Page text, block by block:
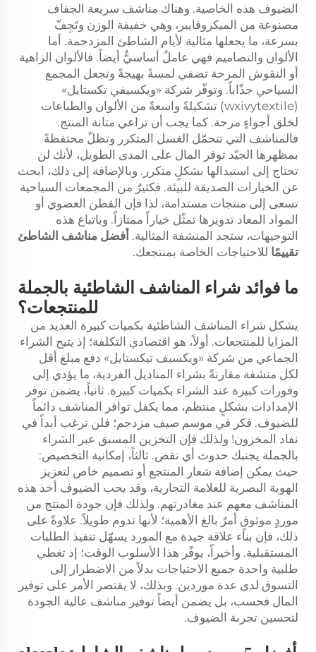
الضيوف هذه الخاصية. وهناك مناشف سريعة الجفاف
مصنوعة من الميكروفايبر، وهي خفيفة الوزن وتَجِفّ
بسرعة، ما يجعلها مثالية لأيام الشاطئ المزدحمة. أما
الألوان والتصاميم فهي عاملٌ أساسيٌّ أيضاً. فالألوان الزاهية
أو النقوش المرحة تضفي لمسةً بهيجةً وتجعل المجمع
السياحي جذّاباً. وتوفّر شركة «ويكسيفي تكستايل»
(wxivytextile) تشكيلةً واسعةً من الألوان والطباعات
لخلق أجواءٍ مرحة. كما يجب أن تراعي متانة المنتج.
فالمناشف التي تتحمّل الغسل المتكرر وتظلّ محتفظةً
بمظهرها الجيّد توفر المال على المدى الطويل، لأنك لن
تحتاج إلى استبدالها بشكلٍ متكرر. وبالإضافة إلى ذلك، ابحث
عن الخيارات الصديقة للبيئة. فكثيرٌ من المجمعات السياحية
تسعى إلى منتجات مستدامة، لذا فإن القطن العضوي أو
المواد المعاد تدويرها تمثّل خياراً ممتازاً. وباتباع هذه
التوجيهات، ستجد المنشفة المثالية. أفضل مناشف الشاطئ
تقييمًا للاحتياجات الخاصة بمنتجعك.
ما فوائد شراء المناشف الشاطئية بالجملة
للمنتجعات؟
يشكل شراء المناشف الشاطئية بكميات كبيرة العديد من
المزايا للمنتجعات. أولاً، هو اقتصادي التكلفة؛ إذ يتيح الشراء
الجماعي من شركة «ويكسيف تيكستايل» دفع مبلغ أقل
لكل منشفة مقارنةً بشراء المناديل الفردية، ما يؤدي إلى
وفورات كبيرة عند الشراء بكميات كبيرة. ثانياً، يضمن توفر
الإمدادات بشكلٍ منتظم، مما يكفل توافر المناشف دائماً
للضيوف. فكر في موسم صيف مزدحم؛ فلن ترغب أبداً في
نفاد المخزون! ولذلك فإن التخزين المسبق عبر الشراء
بالجملة يجنبك حدوث أي نقص. ثالثاً، إمكانية التخصيص:
حيث يمكن إضافة شعار المنتجع أو تصميم خاص لتعزيز
الهوية البصرية للعلامة التجارية، وقد يحب الضيوف أخذ هذه
المناشف معهم عند مغادرتهم. ولذلك فإن جودة المنتج من
موردٍ موثوقٍ أمرٌ بالغ الأهمية؛ لأنها تدوم طويلاً. علاوةً على
ذلك، فإن بناء علاقة جيدة مع المورد يسهّل تنفيذ الطلبات
المستقبلية. وأخيراً، يوفّر هذا الأسلوب الوقت؛ إذ تغطي
طلبية واحدة جميع الاحتياجات بدلاً من الاضطرار إلى
التسوق لدى عدة موردين. وبذلك، لا يقتصر الأمر على توفير
المال فحسب، بل يضمن أيضاً توفير مناشف عالية الجودة
لتحسين تجربة الضيوف.